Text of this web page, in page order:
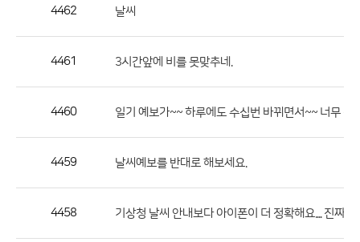
록
4462 날씨
4461 3시간앞에 비를 못맞추네.
4460 일기 예보가~~ 하루에도 수십번 바뀌면서~~ 너무 적
4459 날씨예보를 반대로 해보세요.
4458 기상청 날씨 안내보다 아이폰이 더 정확해요.... 진짜로